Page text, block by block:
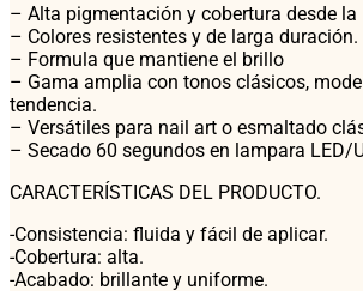
– Alta pigmentación y cobertura desde la
– Colores resistentes y de larga duración.
– Formula que mantiene el brillo
– Gama amplia con tonos clásicos,
tendencia.
– Versátiles para nail art o esmaltado
– Secado 60 segundos en lampara LED/
CARACTERÍSTICAS DEL PRODUCTO.
-Consistencia: fluida y fácil de aplicar.
-Cobertura: alta.
-Acabado: brillante y uniforme.